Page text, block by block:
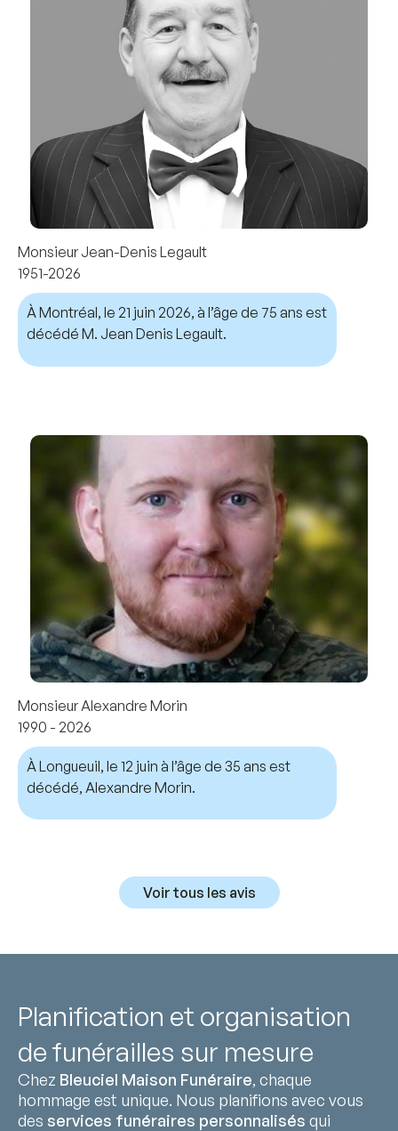
Monsieur Jean-Denis Legault
1951-2026
À Montréal, le 21 juin 2026, à l’âge de 75 ans est
décédé M. Jean Denis Legault.
Monsieur Alexandre Morin
1990 - 2026
À Longueuil, le 12 juin à l’âge de 35 ans est
décédé, Alexandre Morin.
Voir tous les avis
Planification et organisation
de funérailles sur mesure
Chez Bleuciel Maison Funéraire, chaque
hommage est unique. Nous planifions avec vous
des services funéraires personnalisés qui